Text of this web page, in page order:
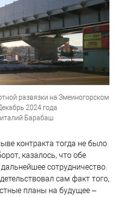
развязки на Змеиногорском
2024 года
Барабаш
контракта тогда не было
казалось, что обе
сотрудничество.
сам факт того,
планы на будущее –